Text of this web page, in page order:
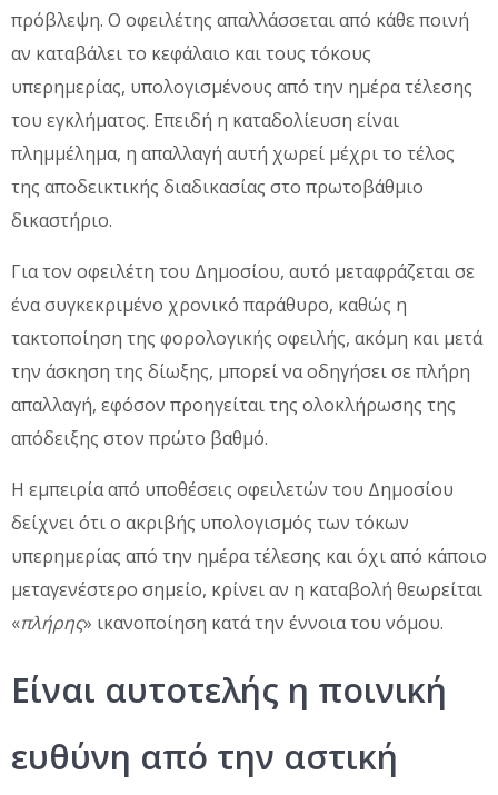
πρόβλεψη. Ο οφειλέτης απαλλάσσεται από κάθε ποινή
αν καταβάλει το κεφάλαιο και τους τόκους
υπερημερίας, υπολογισμένους από την ημέρα τέλεσης
του εγκλήματος. Επειδή η καταδολίευση είναι
πλημμέλημα, η απαλλαγή αυτή χωρεί μέχρι το τέλος
της αποδεικτικής διαδικασίας στο πρωτοβάθμιο
δικαστήριο.
Για τον οφειλέτη του Δημοσίου, αυτό μεταφράζεται σε
ένα συγκεκριμένο χρονικό παράθυρο, καθώς η
τακτοποίηση της φορολογικής οφειλής, ακόμη και μετά
την άσκηση της δίωξης, μπορεί να οδηγήσει σε πλήρη
απαλλαγή, εφόσον προηγείται της ολοκλήρωσης της
απόδειξης στον πρώτο βαθμό.
Η εμπειρία από υποθέσεις οφειλετών του Δημοσίου
δείχνει ότι ο ακριβής υπολογισμός των τόκων
υπερημερίας από την ημέρα τέλεσης και όχι από κάποιο
μεταγενέστερο σημείο, κρίνει αν η καταβολή θεωρείται
«πλήρης» ικανοποίηση κατά την έννοια του νόμου.
Είναι αυτοτελής η ποινική
ευθύνη από την αστική